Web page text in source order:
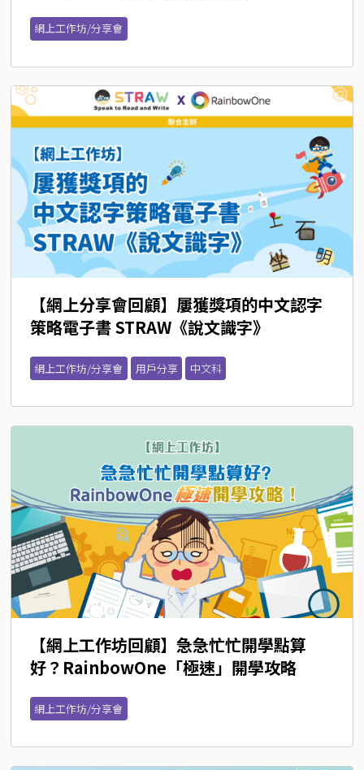
網上工作坊/分享會
【網上分享會回顧】屢獲獎項的中文認字
策略電子書 STRAW《說文識字》
網上工作坊/分享會 用戶分享 中文科
【網上工作坊回顧】急急忙忙開學點算
好？RainbowOne「極速」開學攻略
網上工作坊/分享會